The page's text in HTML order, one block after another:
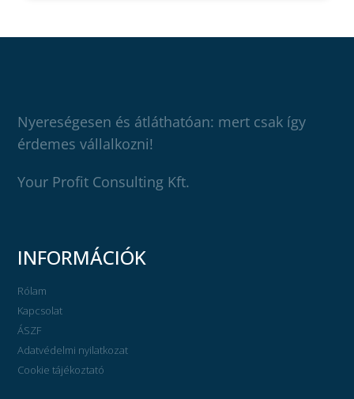
Nyereségesen és átláthatóan: mert csak így
érdemes vállalkozni!
Your Profit Consulting Kft.
INFORMÁCIÓK
Rólam
Kapcsolat
ÁSZF
Adatvédelmi nyilatkozat
Cookie tájékoztató